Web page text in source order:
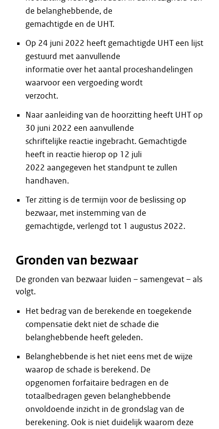
de belanghebbende, de
gemachtigde en de UHT.
Op 24 juni 2022 heeft gemachtigde UHT een lijst
gestuurd met aanvullende
informatie over het aantal proceshandelingen
waarvoor een vergoeding wordt
verzocht.
Naar aanleiding van de hoorzitting heeft UHT op
30 juni 2022 een aanvullende
schriftelijke reactie ingebracht. Gemachtigde
heeft in reactie hierop op 12 juli
2022 aangegeven het standpunt te zullen
handhaven.
Ter zitting is de termijn voor de beslissing op
bezwaar, met instemming van de
gemachtigde, verlengd tot 1 augustus 2022.
Gronden van bezwaar
De gronden van bezwaar luiden – samengevat – als
volgt.
Het bedrag van de berekende en toegekende
compensatie dekt niet de schade die
belanghebbende heeft geleden.
Belanghebbende is het niet eens met de wijze
waarop de schade is berekend. De
opgenomen forfaitaire bedragen en de
totaalbedragen geven belanghebbende
onvoldoende inzicht in de grondslag van de
berekening. Ook is niet duidelijk waarom deze